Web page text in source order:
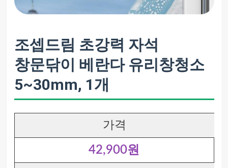
조셉드림 초강력 자석
창문닦이 베란다 유리창청소
5~30mm, 1개
가격
42,900원